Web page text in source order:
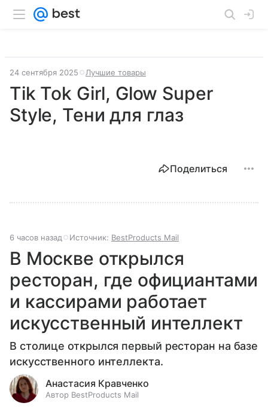
24 сентября 2025 Лучшие товары
Tik Tok Girl, Glow Super
Style, Тени для глаз
Поделиться
6 часов назад Источник: BestProducts Mail
В Москве открылся
ресторан, где официантами
и кассирами работает
искусственный интеллект
В столице открылся первый ресторан на базе
искусственного интеллекта.
Анастасия Кравченко
Автор BestProducts Mail